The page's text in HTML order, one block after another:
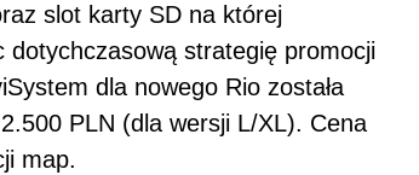
slot karty SD na której
dotychczasową strategię promocji
dla nowego Rio została
PLN (dla wersji L/XL). Cena
map.